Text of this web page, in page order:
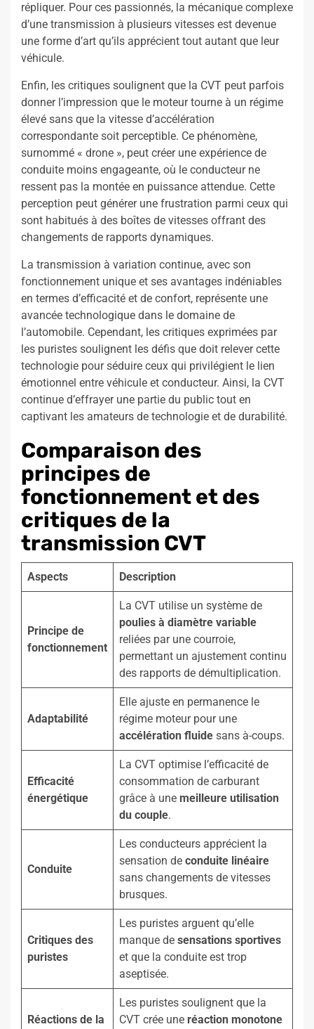
répliquer. Pour ces passionnés, la mécanique complexe
d’une transmission à plusieurs vitesses est devenue
une forme d’art qu’ils apprécient tout autant que leur
véhicule.
Enfin, les critiques soulignent que la CVT peut parfois
donner l’impression que le moteur tourne à un régime
élevé sans que la vitesse d’accélération
correspondante soit perceptible. Ce phénomène,
surnommé « drone », peut créer une expérience de
conduite moins engageante, où le conducteur ne
ressent pas la montée en puissance attendue. Cette
perception peut générer une frustration parmi ceux qui
sont habitués à des boîtes de vitesses offrant des
changements de rapports dynamiques.
La transmission à variation continue, avec son
fonctionnement unique et ses avantages indéniables
en termes d’efficacité et de confort, représente une
avancée technologique dans le domaine de
l’automobile. Cependant, les critiques exprimées par
les puristes soulignent les défis que doit relever cette
technologie pour séduire ceux qui privilégient le lien
émotionnel entre véhicule et conducteur. Ainsi, la CVT
continue d’effrayer une partie du public tout en
captivant les amateurs de technologie et de durabilité.
Comparaison des
principes de
fonctionnement et des
critiques de la
transmission CVT
Aspects Description
Principe de
fonctionnement
La CVT utilise un système de
poulies à diamètre variable
reliées par une courroie,
permettant un ajustement continu
des rapports de démultiplication.
Adaptabilité
Elle ajuste en permanence le
régime moteur pour une
accélération fluide sans à-coups.
Efficacité
énergétique
La CVT optimise l’efficacité de
consommation de carburant
grâce à une meilleure utilisation
du couple.
Conduite
Les conducteurs apprécient la
sensation de conduite linéaire
sans changements de vitesses
brusques.
Critiques des
puristes
Les puristes arguent qu’elle
manque de sensations sportives
et que la conduite est trop
aseptisée.
Réactions de la
Les puristes soulignent que la
CVT crée une réaction monotone